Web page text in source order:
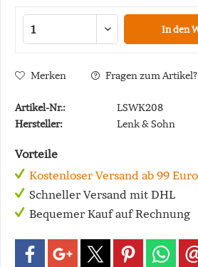
In den
Merken Fragen zum Artikel?
Artikel-Nr.:
LSWK208
Hersteller:
Lenk & Sohn
Vorteile
Kostenloser Versand ab 99 Euro
Schneller Versand mit DHL
Bequemer Kauf auf Rechnung